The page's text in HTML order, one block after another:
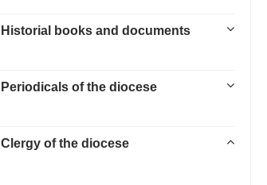
Historial books and documents
Periodicals of the diocese
Clergy of the diocese